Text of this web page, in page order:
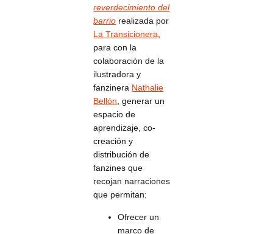
reverdecimiento del
barrio realizada por
La Transicionera,
para con la
colaboración de la
ilustradora y
fanzinera Nathalie
Bellón, generar un
espacio de
aprendizaje, co-
creación y
distribución de
fanzines que
recojan narraciones
que permitan:
Ofrecer un
marco de